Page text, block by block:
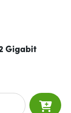
Gigabit